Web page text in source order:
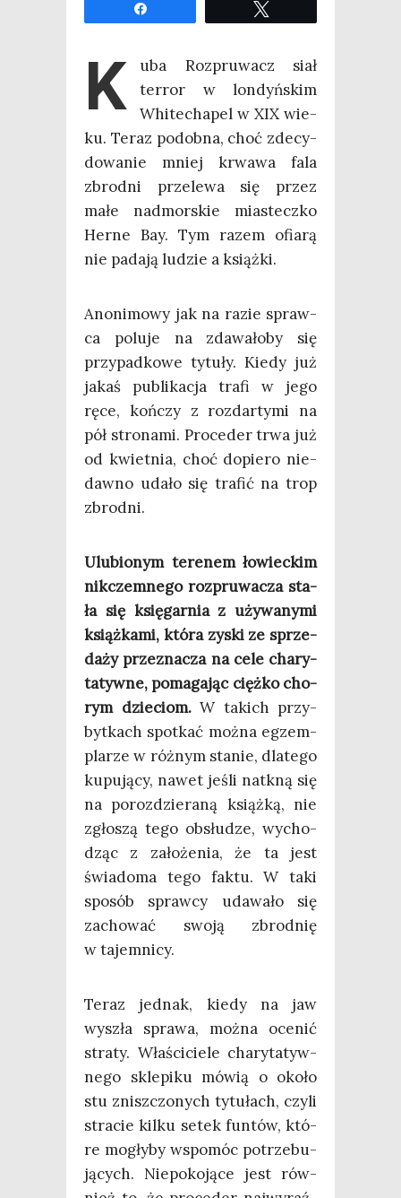
K
uba Roz­pru­wacz siał
ter­ror w lon­dyń­skim
Whi­te­cha­pel w XIX wie­
ku. Teraz podob­na, choć zde­cy­
do­wa­nie mniej krwa­wa fala
zbrod­ni prze­le­wa się przez
małe nad­mor­skie mia­stecz­ko
Her­ne Bay. Tym razem ofia­rą
nie pada­ją ludzie a książki.
Ano­ni­mo­wy jak na razie spraw­
ca polu­je na zda­wa­ło­by się
przy­pad­ko­we tytu­ły. Kie­dy już
jakaś publi­ka­cja tra­fi w jego
ręce, koń­czy z roz­dar­ty­mi na
pół stro­na­mi. Pro­ce­der trwa już
od kwiet­nia, choć dopie­ro nie­
daw­no uda­ło się tra­fić na trop
zbrodni.
Ulu­bio­nym tere­nem łowiec­kim
nik­czem­ne­go roz­pru­wa­cza sta­
ła się księ­gar­nia z uży­wa­ny­mi
książ­ka­mi, któ­ra zyski ze sprze­
da­ży prze­zna­cza na cele cha­ry­
ta­tyw­ne, poma­ga­jąc cięż­ko cho­
rym dzie­ciom.W takich przy­
byt­kach spo­tkać moż­na egzem­
pla­rze w róż­nym sta­nie, dla­te­go
kupu­ją­cy, nawet jeśli natkną się
na poroz­dzie­ra­ną książ­ką, nie
zgło­szą tego obsłu­dze, wycho­
dząc z zało­że­nia, że ta jest
świa­do­ma tego fak­tu. W taki
spo­sób spraw­cy uda­wa­ło się
zacho­wać swo­ją zbrod­nię
w tajemnicy.
Teraz jed­nak, kie­dy na jaw
wyszła spra­wa, moż­na oce­nić
stra­ty. Wła­ści­cie­le cha­ry­ta­tyw­
ne­go skle­pi­ku mówią o oko­ło
stu znisz­czo­nych tytu­łach, czy­li
stra­cie kil­ku setek fun­tów, któ­
re mogły­by wspo­móc potrze­bu­
ją­cych. Nie­po­ko­ją­ce jest rów­